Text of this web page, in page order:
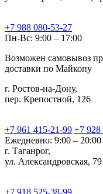
+7 988 080-53-27
Пн-Вс: 9:00 – 17:00
Возможен самовывоз
доставки по Майкопу
г. Ростов-на-Дону,
пер. Крепостной, 126
+7 961 415-21-99 +7 928
Ежедневно: 9:00 – 20:00
г. Таганрог,
ул. Александровская, 79